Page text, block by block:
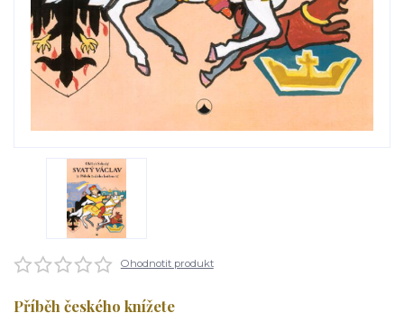
Ohodnotit produkt
Příběh českého knížete